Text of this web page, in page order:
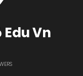
Edu Vn